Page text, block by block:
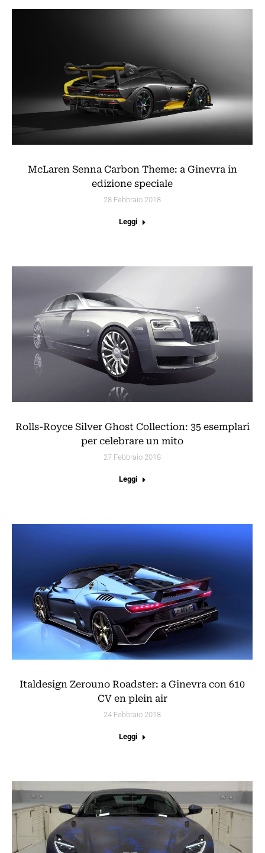
McLaren Senna Carbon Theme: a Ginevra in
edizione speciale
28 Febbraio 2018
Leggi
Rolls-Royce Silver Ghost Collection: 35 esemplari
per celebrare un mito
27 Febbraio 2018
Leggi
Italdesign Zerouno Roadster: a Ginevra con 610
CV en plein air
24 Febbraio 2018
Leggi